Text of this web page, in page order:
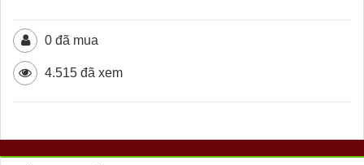
0 đã mua
4.515 đã xem